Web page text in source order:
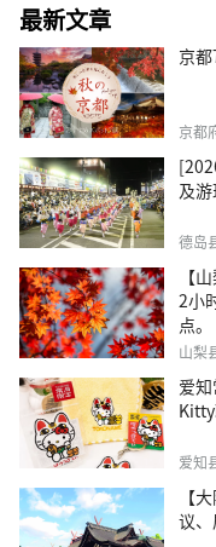
最新文章
京
京都
及
德岛
【
2小
点。
山梨
爱
爱知
【
议